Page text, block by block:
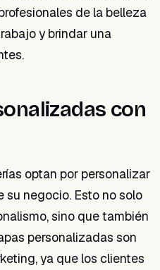
de la belleza
y brindar una
con
optan por personalizar
negocio. Esto no solo
sino que también
personalizadas son
ya que los clientes